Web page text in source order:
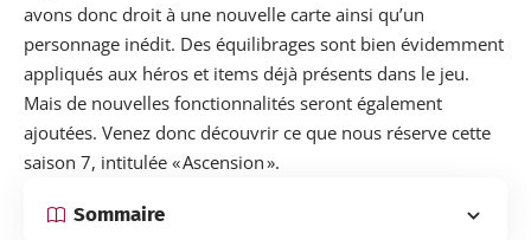
avons donc droit à une nouvelle carte ainsi qu’un
personnage inédit. Des équilibrages sont bien évidemment
appliqués aux héros et items déjà présents dans le jeu.
Mais de nouvelles fonctionnalités seront également
ajoutées. Venez donc découvrir ce que nous réserve cette
saison 7, intitulée « Ascension ».
Sommaire